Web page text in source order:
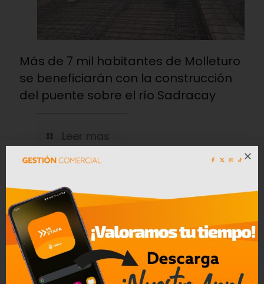
Más de 7 mil habitantes de Molleturo
se beneficiarán con la construcción
del puente sobre el río Sadracay
Leer mas
04/08/2026